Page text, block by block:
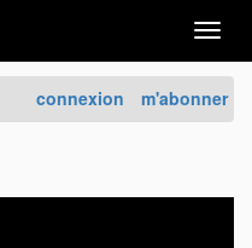
connexion m'abonner